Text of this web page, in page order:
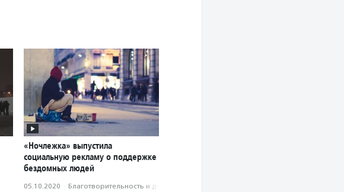
«Ночлежка» выпустила
социальную рекламу о поддержке
бездомных людей
05.10.2020 · Благотвори­тель­ность и доброволь­чест­во